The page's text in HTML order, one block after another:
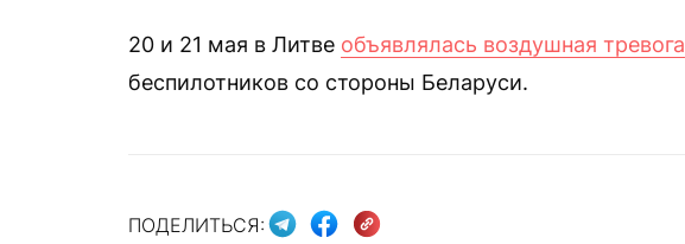
20 и 21 мая в Литве объявлялась воздушная тревога
беспилотников со стороны Беларуси.
ПОДЕЛИТЬСЯ: